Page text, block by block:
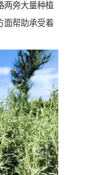
两旁大量种植
面帮助承受着